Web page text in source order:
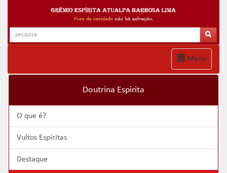
Menu
Doutrina Espirita
O que é?
Vultos Espíritas
Destaque